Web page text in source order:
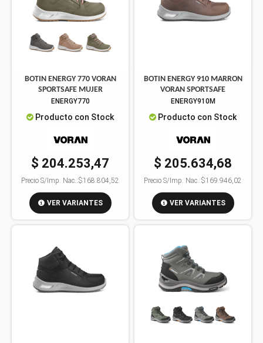
BOTIN ENERGY 770 VORAN
SPORTSAFE MUJER
ENERGY770
Producto con Stock
$ 204.253,47
Precio S/Imp. Nac.:$168.804,52
VER VARIANTES
BOTIN ENERGY 910 MARRON
VORAN SPORTSAFE
ENERGY910M
Producto con Stock
$ 205.634,68
Precio S/Imp. Nac.:$169.946,02
VER VARIANTES